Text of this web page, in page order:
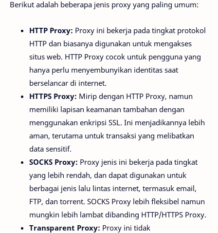
Berikut adalah beberapa jenis proxy yang paling umum:
HTTP Proxy: Proxy ini bekerja pada tingkat protokol
HTTP dan biasanya digunakan untuk mengakses
situs web. HTTP Proxy cocok untuk pengguna yang
hanya perlu menyembunyikan identitas saat
berselancar di internet.
HTTPS Proxy: Mirip dengan HTTP Proxy, namun
memiliki lapisan keamanan tambahan dengan
menggunakan enkripsi SSL. Ini menjadikannya lebih
aman, terutama untuk transaksi yang melibatkan
data sensitif.
SOCKS Proxy: Proxy jenis ini bekerja pada tingkat
yang lebih rendah, dan dapat digunakan untuk
berbagai jenis lalu lintas internet, termasuk email,
FTP, dan torrent. SOCKS Proxy lebih fleksibel namun
mungkin lebih lambat dibanding HTTP/HTTPS Proxy.
Transparent Proxy: Proxy ini tidak